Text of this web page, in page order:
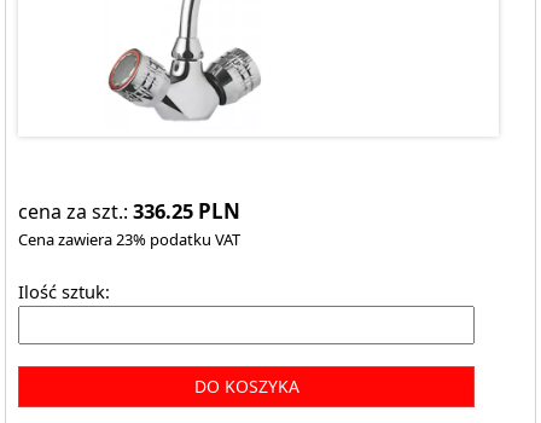
cena za szt.:336.25 PLN
Cena zawiera 23% podatku VAT
Ilość sztuk:
DO KOSZYKA